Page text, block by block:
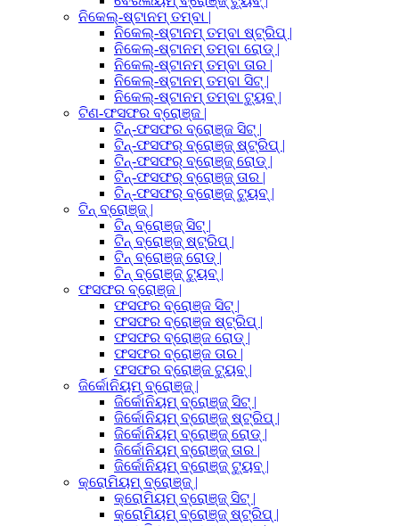
ନିକେଲ୍-ଷ୍ଟାନମ୍ ତମ୍ବା |
ନିକେଲ୍-ଷ୍ଟାନମ୍ ତମ୍ବା ଷ୍ଟ୍ରିପ୍ |
ନିକେଲ୍-ଷ୍ଟାନମ୍ ତମ୍ବା ରୋଡ୍ |
ନିକେଲ୍-ଷ୍ଟାନମ୍ ତମ୍ବା ତାର |
ନିକେଲ୍-ଷ୍ଟାନମ୍ ତମ୍ବା ସିଟ୍ |
ନିକେଲ୍-ଷ୍ଟାନମ୍ ତମ୍ବା ଟ୍ୟୁବ୍ |
ଟିଣ-ଫସଫର ବ୍ରୋଞ୍ଜ |
ଟିନ୍-ଫସଫର ବ୍ରୋଞ୍ଜ ସିଟ୍ |
ଟିନ୍-ଫସଫର୍ ବ୍ରୋଞ୍ଜ୍ ଷ୍ଟ୍ରିପ୍ |
ଟିନ୍-ଫସଫର୍ ବ୍ରୋଞ୍ଜ୍ ରୋଡ୍ |
ଟିନ୍-ଫସଫର୍ ବ୍ରୋଞ୍ଜ୍ ତାର |
ଟିନ୍-ଫସଫର୍ ବ୍ରୋଞ୍ଜ୍ ଟ୍ୟୁବ୍ |
ଟିନ୍ ବ୍ରୋଞ୍ଜ୍ |
ଟିନ୍ ବ୍ରୋଞ୍ଜ୍ ସିଟ୍ |
ଟିନ୍ ବ୍ରୋଞ୍ଜ୍ ଷ୍ଟ୍ରିପ୍ |
ଟିନ୍ ବ୍ରୋଞ୍ଜ୍ ରୋଡ୍ |
ଟିନ୍ ବ୍ରୋଞ୍ଜ୍ ଟ୍ୟୁବ୍ |
ଫସଫର ବ୍ରୋଞ୍ଜ |
ଫସଫର ବ୍ରୋଞ୍ଜ ସିଟ୍ |
ଫସଫର ବ୍ରୋଞ୍ଜ ଷ୍ଟ୍ରିପ୍ |
ଫସଫର ବ୍ରୋଞ୍ଜ ରୋଡ୍ |
ଫସଫର ବ୍ରୋଞ୍ଜ ତାର |
ଫସଫର ବ୍ରୋଞ୍ଜ ଟ୍ୟୁବ୍ |
ଜିର୍କୋନିୟମ୍ ବ୍ରୋଞ୍ଜ୍ |
ଜିର୍କୋନିୟମ୍ ବ୍ରୋଞ୍ଜ୍ ସିଟ୍ |
ଜିର୍କୋନିୟମ୍ ବ୍ରୋଞ୍ଜ୍ ଷ୍ଟ୍ରିପ୍ |
ଜିର୍କୋନିୟମ୍ ବ୍ରୋଞ୍ଜ୍ ରୋଡ୍ |
ଜିର୍କୋନିୟମ୍ ବ୍ରୋଞ୍ଜ୍ ତାର |
ଜିର୍କୋନିୟମ୍ ବ୍ରୋଞ୍ଜ୍ ଟ୍ୟୁବ୍ |
କ୍ରୋମିୟମ୍ ବ୍ରୋଞ୍ଜ୍ |
କ୍ରୋମିୟମ୍ ବ୍ରୋଞ୍ଜ୍ ସିଟ୍ |
କ୍ରୋମିୟମ୍ ବ୍ରୋଞ୍ଜ୍ ଷ୍ଟ୍ରିପ୍ |